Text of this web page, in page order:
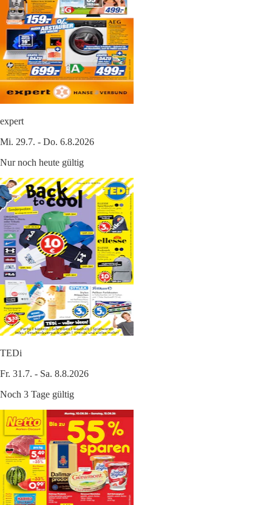
expert
Mi. 29.7. - Do. 6.8.2026
Nur noch heute gültig
TEDi
Fr. 31.7. - Sa. 8.8.2026
Noch 3 Tage gültig